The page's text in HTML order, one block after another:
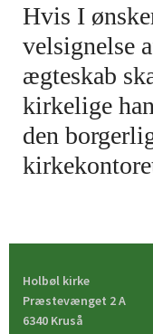
Hvis I
velsignelse
ægteskab
kirkelige
den
Holbøl kirke
Præstevænget 2 A
6340 Kruså